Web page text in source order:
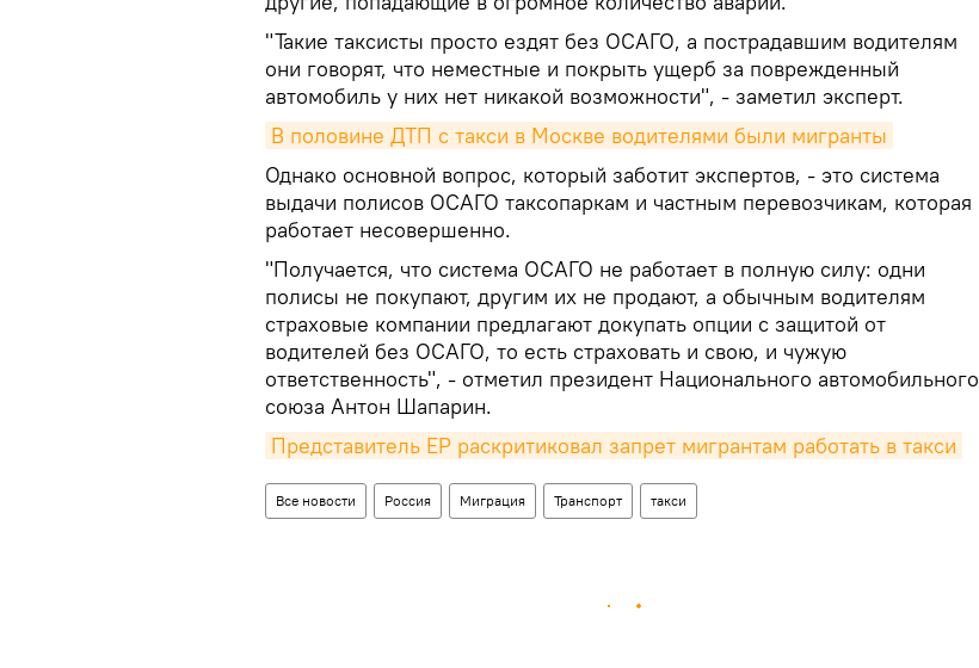
"Такие таксисты просто ездят без ОСАГО, а пострадавшим водителям
они говорят, что неместные и покрыть ущерб за поврежденный
автомобиль у них нет никакой возможности", - заметил эксперт.
В половине ДТП с такси в Москве водителями были мигранты
Однако основной вопрос, который заботит экспертов, - это система
выдачи полисов ОСАГО таксопаркам и частным перевозчикам, которая
работает несовершенно.
"Получается, что система ОСАГО не работает в полную силу: одни
полисы не покупают, другим их не продают, а обычным водителям
страховые компании предлагают докупать опции с защитой от
водителей без ОСАГО, то есть страховать и свою, и чужую
ответственность", - отметил президент Национального автомобильного
союза Антон Шапарин.
Представитель ЕР раскритиковал запрет мигрантам работать в такси
Все новости Россия Миграция Транспорт такси